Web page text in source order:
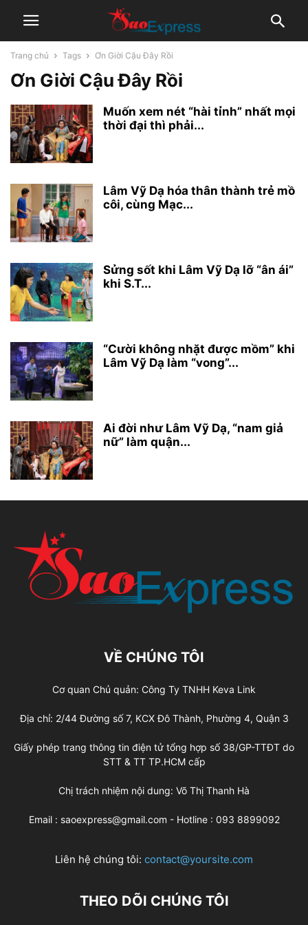
Trang chủ Tags Ơn Giời Cậu Đây Rồi
Ơn Giời Cậu Đây Rồi
Muốn xem nét “hài tỉnh” nhất mọi
thời đại thì phải...
Lâm Vỹ Dạ hóa thân thành trẻ mồ
côi, cùng Mạc...
Sửng sốt khi Lâm Vỹ Dạ lỡ “ân ái”
khi S.T...
“Cười không nhặt được mồm” khi
Lâm Vỹ Dạ làm “vong”...
Ai đời như Lâm Vỹ Dạ, “nam giả
nữ” làm quận...
VỀ CHÚNG TÔI
Cơ quan Chủ quản: Công Ty TNHH Keva Link
Địa chỉ: 2/44 Đường số 7, KCX Đô Thành, Phường 4, Quận 3
Giấy phép trang thông tin điện tử tổng hợp số 38/GP-TTĐT do
STT & TT TP.HCM cấp
Chị trách nhiệm nội dung: Võ Thị Thanh Hà
Email : saoexpress@gmail.com - Hotline : 093 8899092
Liên hệ chúng tôi: contact@yoursite.com
THEO DÕI CHÚNG TÔI